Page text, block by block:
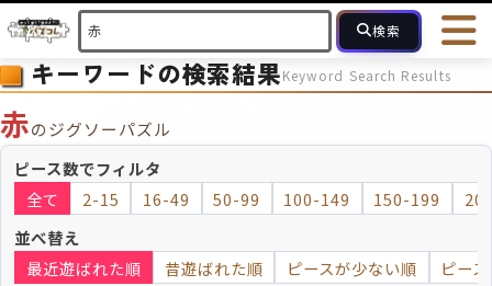
検索
HOME 会員登録
ログイン
最近投稿され
ピース数 2～15 16～49 50～99 100
モザイク モザイクのみ
キーワードの検索結果Keyword Search Results
赤のジグソーパズル
ピース数でフィルタ
全て
2-15 16-49 50-99 100-149 150-199
並べ替え
最近遊ばれた順
昔遊ばれた順 ピースが少ない順 ピー